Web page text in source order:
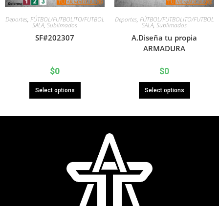
Deportes, FÚTBOL/FUTBOLITO/FUTBOL
SALA, Sublimados
SF#202307
$0
Select options
Deportes, FÚTBOL/FUTBOLITO/FUTBOL
SALA, Sublimados
A.Diseña tu propia
ARMADURA
$0
Select options